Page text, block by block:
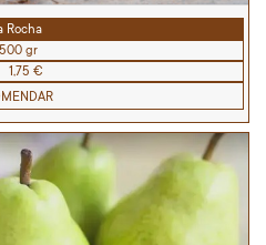
Rocha
500 gr
1,75 €